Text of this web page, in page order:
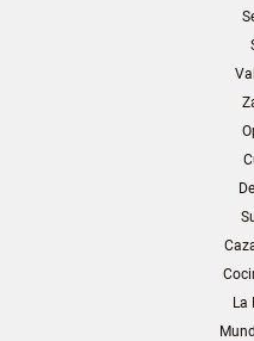
La